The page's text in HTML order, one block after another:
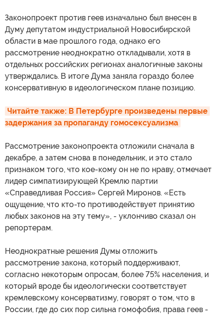
Законопроект против геев изначально был внесен в
Думу депутатом индустриальной Новосибирской
области в мае прошлого года, однако его
рассмотрение неоднократно откладывали, хотя в
отдельных российских регионах аналогичные законы
утверждались. В итоге Дума заняла гораздо более
консервативную в идеологическом плане позицию.
Читайте также: В Петербурге произведены первые
задержания за пропаганду гомосексуализма
Рассмотрение законопроекта отложили сначала в
декабре, а затем снова в понедельник, и это стало
признаком того, что кое-кому он не по нраву, отмечает
лидер симпатизирующей Кремлю партии
«Справедливая Россия» Сергей Миронов. «Есть
ощущение, что кто-то противодействует принятию
любых законов на эту тему», - уклончиво сказал он
репортерам.
Неоднократные решения Думы отложить
рассмотрение закона, который поддерживают,
согласно некоторым опросам, более 75% населения, и
который вроде бы идеологически соответствует
кремлевскому консерватизму, говорят о том, что в
России, где до сих пор сильна гомофобия, права геев -